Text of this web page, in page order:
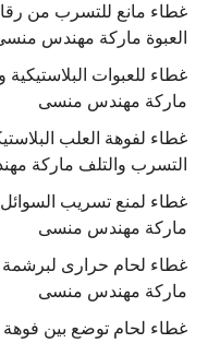
غطاء مانع للتسرب من
العبوة ماركة مهندس منسى
غطاء للعبوات
ماركة مهندس منسى
غطاء لفوهة العلب
التسرب والتلف ماركة
غطاء لمنع تسريب
ماركة مهندس منسى
غطاء لحام حرارى
ماركة مهندس منسى
غطاء لحام توضع بين فوهة